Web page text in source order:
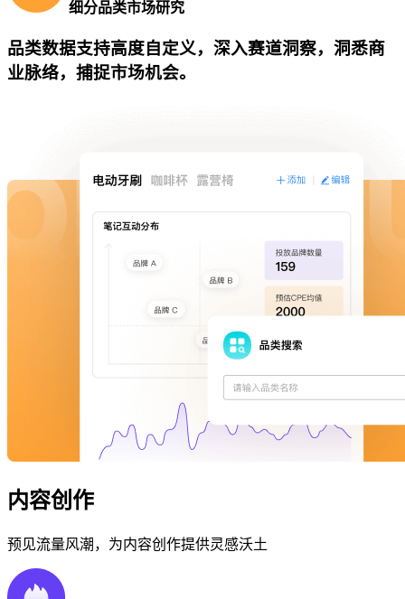
细分品类市场研究
品类数据支持高度自定义，深入赛道洞察，洞悉商
业脉络，捕捉市场机会。
内容创作
预见流量风潮，为内容创作提供灵感沃土